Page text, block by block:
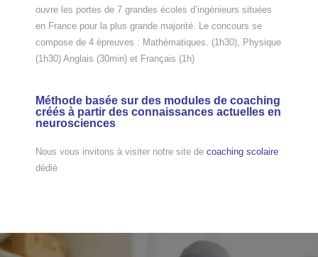
ouvre les portes de 7 grandes écoles d’ingénieurs situées
en France pour la plus grande majorité. Le concours se
compose de 4 épreuves : Mathématiques. (1h30), Physique
(1h30) Anglais (30min) et Français (1h)
Méthode basée sur des modules de coaching
créés à partir des connaissances actuelles en
neurosciences​
Nous vous invitons à visiter notre site decoaching scolaire
dédié